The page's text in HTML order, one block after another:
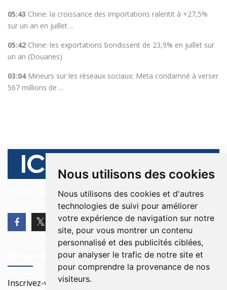
Nous utilisons des cookies
Nous utilisons des cookies et d'autres
technologies de suivi pour améliorer
votre expérience de navigation sur notre
site, pour vous montrer un contenu
personnalisé et des publicités ciblées,
pour analyser le trafic de notre site et
pour comprendre la provenance de nos
visiteurs.
05:43 Chine: la croissance des importations ralentit à +27,5%
sur un an en juillet ...
05:42 Chine: les exportations bondissent de 23,9% en juillet sur
un an (Douanes)
03:04 Mineurs sur les réseaux sociaux: Meta condamné à verser
567 millions de ...
© 2026 Ici Beyrouth. Tous les droits sont réservés.
Inscrivez-vous à notre Newsletter